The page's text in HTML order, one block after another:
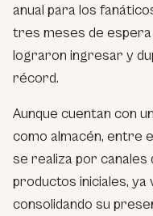
anual para los
tres meses de espera
lograron ingresar y
récord.
Aunque cuentan con
como almacén, entre
se realiza por canales
productos iniciales, ya
consolidando su